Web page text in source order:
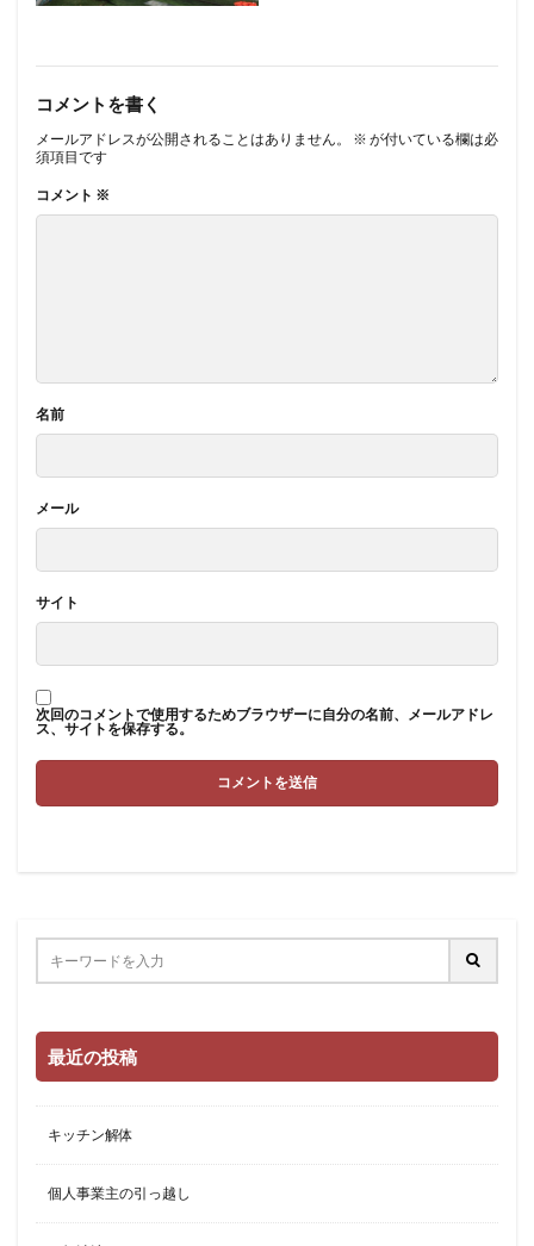
コメントを書く
メールアドレスが公開されることはありません。 ※ が付いている欄は必
須項目です
コメント ※
名前
メール
サイト
次回のコメントで使用するためブラウザーに自分の名前、メールアドレ
ス、サイトを保存する。
最近の投稿
キッチン解体
個人事業主の引っ越し